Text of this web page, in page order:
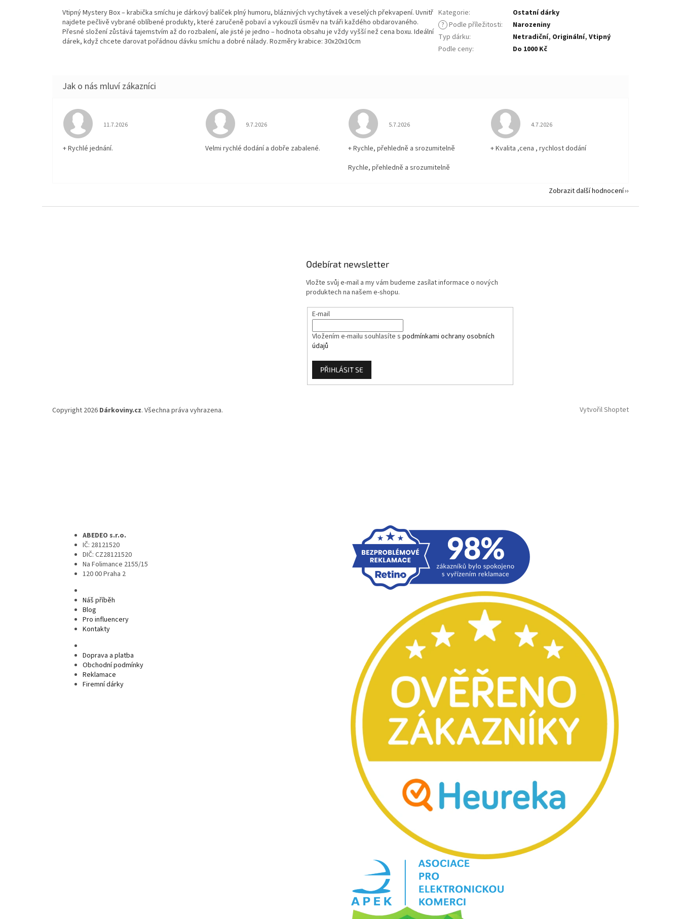
Vtipný Mystery Box – krabička smíchu je dárkový balíček plný humoru, bláznivých vychytávek a veselých překvapení. Uvnitř
najdete pečlivě vybrané oblíbené produkty, které zaručeně pobaví a vykouzlí úsměv na tváři každého obdarovaného.
Přesné složení zůstává tajemstvím až do rozbalení, ale jisté je jedno – hodnota obsahu je vždy vyšší než cena boxu. Ideální
dárek, když chcete darovat pořádnou dávku smíchu a dobré nálady. Rozměry krabice: 30x20x10cm
Kategorie:
Ostatní dárky
? Podle příležitosti:
Narozeniny
Typ dárku: Netradiční, Originální,Vtipný
Podle ceny: Do 1000 Kč
Hodnocení obchodu je 5 z 5 hvězdiček.
11.7.2026
+ Rychlé jednání.
Hodnocení obchodu je 5 z 5 hvězdiček.
9.7.2026
Velmi rychlé dodání a dobře zabalené.
Hodnocení obchodu je 5 z 5 hvězdiček.
5.7.2026
+ Rychle, přehledně a srozumitelně
Rychle, přehledně a srozumitelně
Hodnocení obchodu je 5 z 5 hvězdiček.
4.7.2026
+ Kvalita ,cena , rychlost dodání
Zobrazit další hodnocení
Odebírat newsletter
Vložte svůj e-mail a my vám budeme zasílat informace o nových
produktech na našem e-shopu.
E-mail
Vložením e-mailu souhlasíte s podmínkami ochrany osobních
údajů
PŘIHLÁSIT SE
Vytvořil Shoptet
Copyright 2026 Dárkoviny.cz. Všechna práva vyhrazena.
ABEDEO s.r.o.
IČ: 28121520
DIČ: CZ28121520
Na Folimance 2155/15
120 00 Praha 2
Náš příběh
Blog
Pro influencery
Kontakty
Doprava a platba
Obchodní podmínky
Reklamace
Firemní dárky